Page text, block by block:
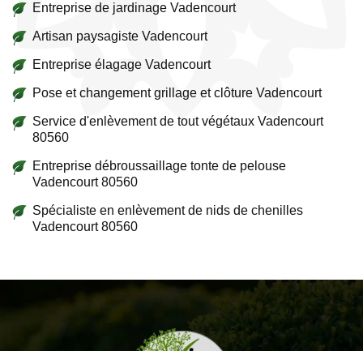
Entreprise de jardinage Vadencourt
Artisan paysagiste Vadencourt
Entreprise élagage Vadencourt
Pose et changement grillage et clôture Vadencourt
Service d'enlèvement de tout végétaux Vadencourt
80560
Entreprise débroussaillage tonte de pelouse
Vadencourt 80560
Spécialiste en enlèvement de nids de chenilles
Vadencourt 80560